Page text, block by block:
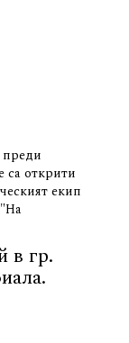
преди
са открити
екип
"На
в гр.